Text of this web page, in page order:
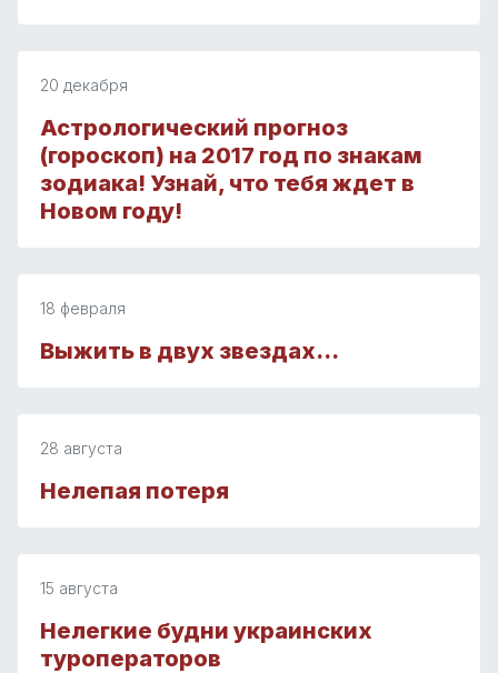
20 декабря
Астрологический прогноз
(гороскоп) на 2017 год по знакам
зодиака! Узнай, что тебя ждет в
Новом году!
18 февраля
Выжить в двух звездах…
28 августа
Нелепая потеря
15 августа
Нелегкие будни украинских
туроператоров